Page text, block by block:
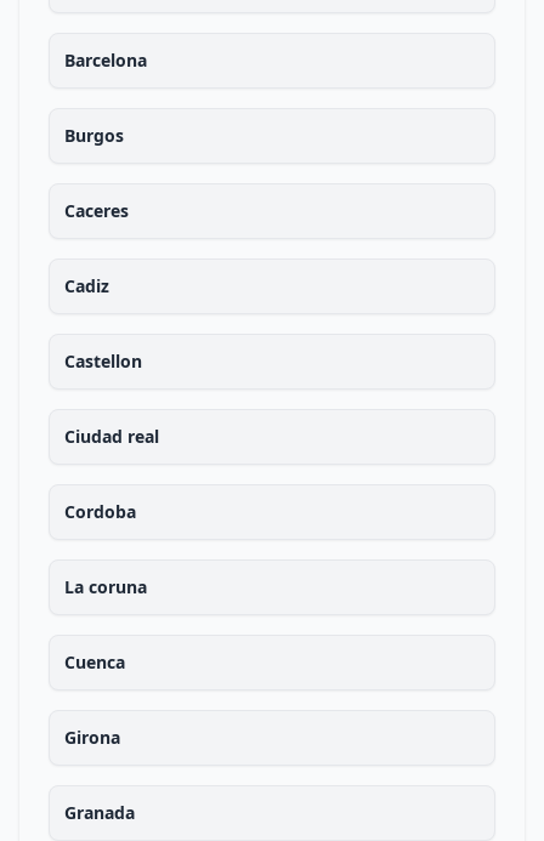
Barcelona
Burgos
Caceres
Cadiz
Castellon
Ciudad real
Cordoba
La coruna
Cuenca
Girona
Granada